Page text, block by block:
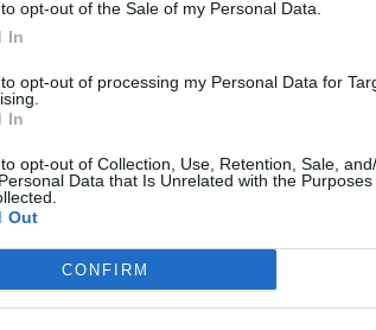
opt-out of the Sale of my Personal Data.
In
opt-out of processing my Personal Data for
In
opt-out of Collection, Use, Retention, Sale,
Data that Is Unrelated with the
Out
CONFIRM
Ελλάδα το
ΕΛΛΑΔΑ